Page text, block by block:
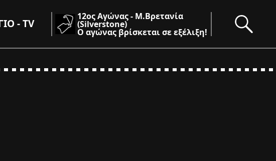
- TV
12ος Αγώνας - Μ.Βρετανία
(Silverstone)
Ο αγώνας βρίσκεται σε εξέλιξη!